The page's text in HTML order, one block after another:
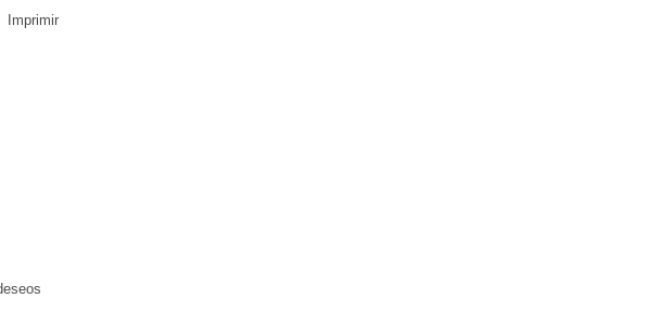
Imprimir